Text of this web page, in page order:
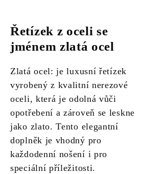
Řetízek z oceli se
jménem zlatá ocel
Zlatá ocel: je luxusní řetízek
vyrobený z kvalitní nerezové
oceli, která je odolná vůči
opotřebení a zároveň se leskne
jako zlato. Tento elegantní
doplněk je vhodný pro
každodenní nošení i pro
speciální příležitosti.